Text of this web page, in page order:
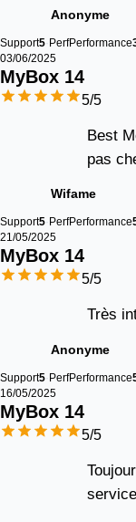
Anonyme
Support5 PerfPerformance
03/06/2025
MyBox 14
5/5
Best
pas
Wifame
Support5 PerfPerformance
21/05/2025
MyBox 14
5/5
Très
Anonyme
Support5 PerfPerformance
16/05/2025
MyBox 14
5/5
service